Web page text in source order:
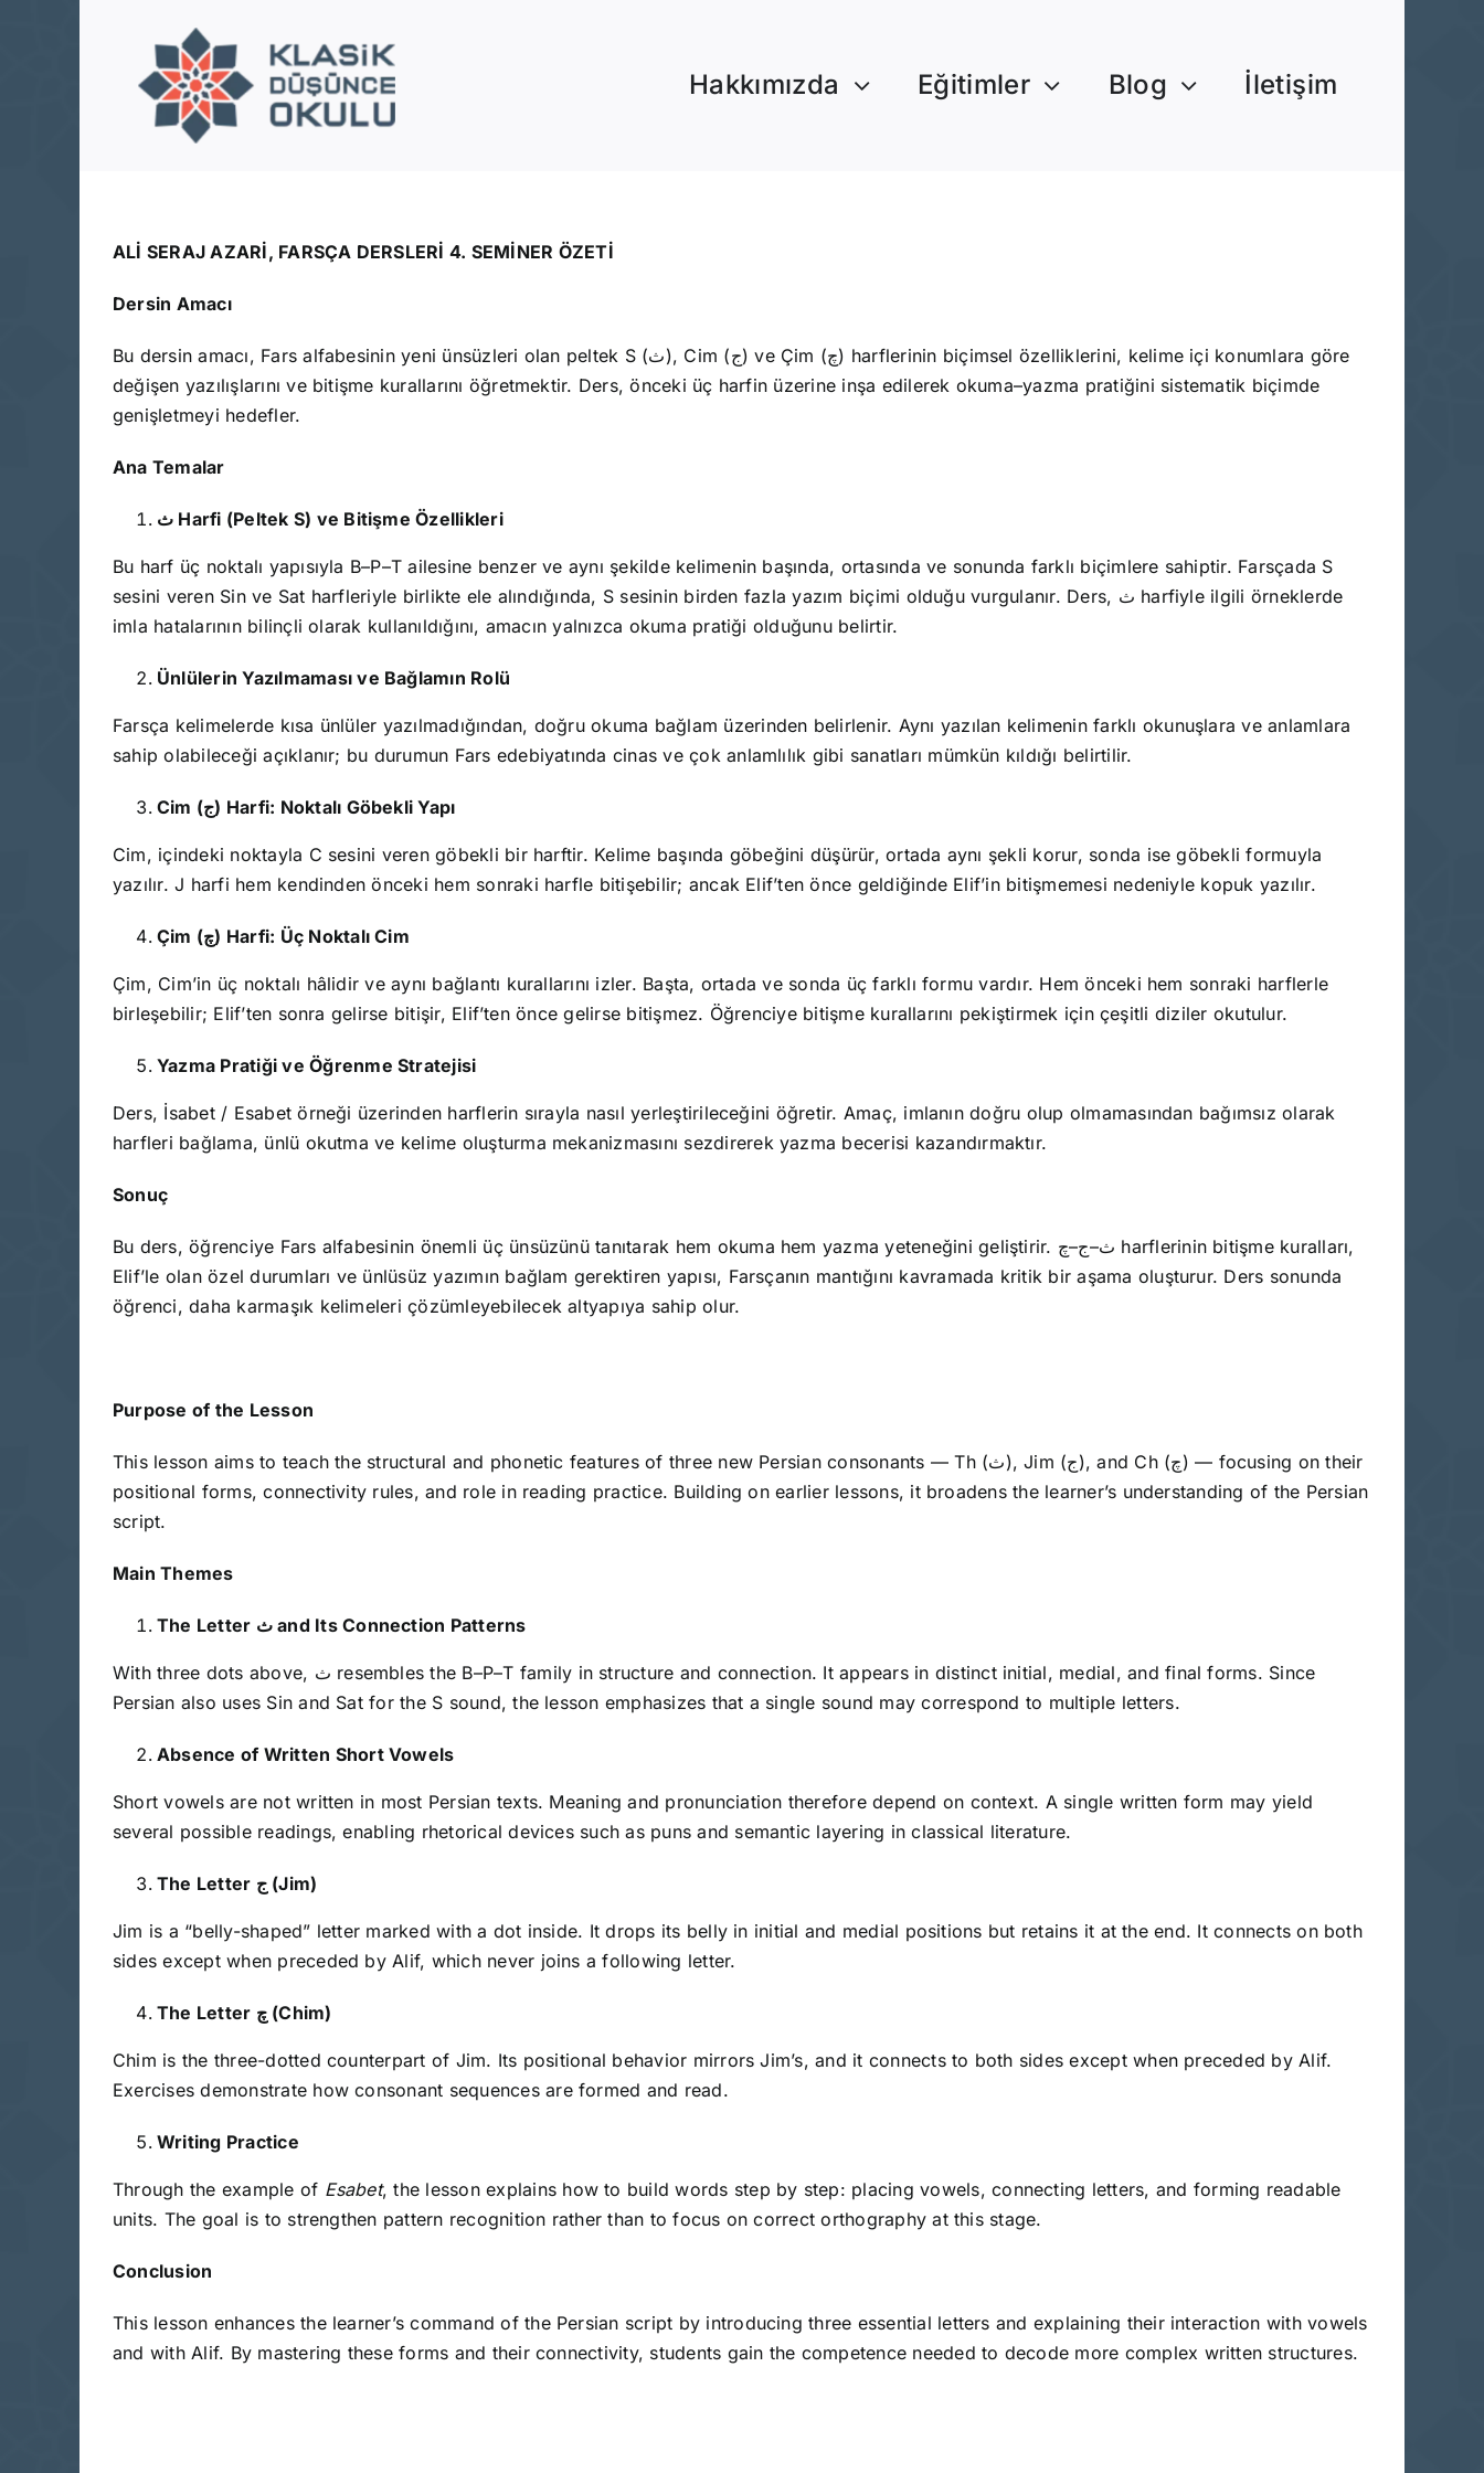
Hakkımızda Eğitimler Blog İletişim
ALİ SERAJ AZARİ, FARSÇA DERSLERİ 4. SEMİNER ÖZETİ
Dersin Amacı
Bu dersin amacı, Fars alfabesinin yeni ünsüzleri olan peltek S (ث), Cim (ج) ve Çim (چ) harflerinin biçimsel özelliklerini, kelime içi konumlara göre
değişen yazılışlarını ve bitişme kurallarını öğretmektir. Ders, önceki üç harfin üzerine inşa edilerek okuma–yazma pratiğini sistematik biçimde
genişletmeyi hedefler.
Ana Temalar
ث Harfi (Peltek S) ve Bitişme Özellikleri
Bu harf üç noktalı yapısıyla B–P–T ailesine benzer ve aynı şekilde kelimenin başında, ortasında ve sonunda farklı biçimlere sahiptir. Farsçada S
sesini veren Sin ve Sat harfleriyle birlikte ele alındığında, S sesinin birden fazla yazım biçimi olduğu vurgulanır. Ders, ث harfiyle ilgili örneklerde
imla hatalarının bilinçli olarak kullanıldığını, amacın yalnızca okuma pratiği olduğunu belirtir.
Ünlülerin Yazılmaması ve Bağlamın Rolü
Farsça kelimelerde kısa ünlüler yazılmadığından, doğru okuma bağlam üzerinden belirlenir. Aynı yazılan kelimenin farklı okunuşlara ve anlamlara
sahip olabileceği açıklanır; bu durumun Fars edebiyatında cinas ve çok anlamlılık gibi sanatları mümkün kıldığı belirtilir.
Cim ( ج) Harfi: Noktalı Göbekli Yapı
Cim, içindeki noktayla C sesini veren göbekli bir harftir. Kelime başında göbeğini düşürür, ortada aynı şekli korur, sonda ise göbekli formuyla
yazılır. J harfi hem kendinden önceki hem sonraki harfle bitişebilir; ancak Elif’ten önce geldiğinde Elif’in bitişmemesi nedeniyle kopuk yazılır.
Çim ( چ) Harfi: Üç Noktalı Cim
Çim, Cim’in üç noktalı hâlidir ve aynı bağlantı kurallarını izler. Başta, ortada ve sonda üç farklı formu vardır. Hem önceki hem sonraki harflerle
birleşebilir; Elif’ten sonra gelirse bitişir, Elif’ten önce gelirse bitişmez. Öğrenciye bitişme kurallarını pekiştirmek için çeşitli diziler okutulur.
Yazma Pratiği ve Öğrenme Stratejisi
Ders, İsabet / Esabet örneği üzerinden harflerin sırayla nasıl yerleştirileceğini öğretir. Amaç, imlanın doğru olup olmamasından bağımsız olarak
harfleri bağlama, ünlü okutma ve kelime oluşturma mekanizmasını sezdirerek yazma becerisi kazandırmaktır.
Sonuç
Bu ders, öğrenciye Fars alfabesinin önemli üç ünsüzünü tanıtarak hem okuma hem yazma yeteneğini geliştirir. ث–ج–چ harflerinin bitişme kuralları,
Elif’le olan özel durumları ve ünlüsüz yazımın bağlam gerektiren yapısı, Farsçanın mantığını kavramada kritik bir aşama oluşturur. Ders sonunda
öğrenci, daha karmaşık kelimeleri çözümleyebilecek altyapıya sahip olur.
Purpose of the Lesson
This lesson aims to teach the structural and phonetic features of three new Persian consonants — Th (ث), Jim (ج), and Ch (چ) — focusing on their
positional forms, connectivity rules, and role in reading practice. Building on earlier lessons, it broadens the learner’s understanding of the Persian
script.
Main Themes
The Letter ث and Its Connection Patterns
With three dots above, ث resembles the B–P–T family in structure and connection. It appears in distinct initial, medial, and final forms. Since
Persian also uses Sin and Sat for the S sound, the lesson emphasizes that a single sound may correspond to multiple letters.
Absence of Written Short Vowels
Short vowels are not written in most Persian texts. Meaning and pronunciation therefore depend on context. A single written form may yield
several possible readings, enabling rhetorical devices such as puns and semantic layering in classical literature.
The Letter ج (Jim)
Jim is a “belly-shaped” letter marked with a dot inside. It drops its belly in initial and medial positions but retains it at the end. It connects on both
sides except when preceded by Alif, which never joins a following letter.
The Letter چ (Chim)
Chim is the three-dotted counterpart of Jim. Its positional behavior mirrors Jim’s, and it connects to both sides except when preceded by Alif.
Exercises demonstrate how consonant sequences are formed and read.
Writing Practice
Through the example of Esabet, the lesson explains how to build words step by step: placing vowels, connecting letters, and forming readable
units. The goal is to strengthen pattern recognition rather than to focus on correct orthography at this stage.
Conclusion
This lesson enhances the learner’s command of the Persian script by introducing three essential letters and explaining their interaction with vowels
and with Alif. By mastering these forms and their connectivity, students gain the competence needed to decode more complex written structures.